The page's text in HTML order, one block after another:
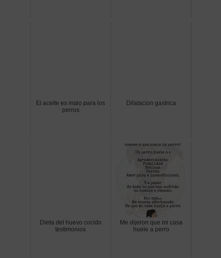
El aceite es malo para los
perros
Dilatacion gastrica
Dieta del huevo cocido
testimonios
Me dijeron que mi casa
huele a perro